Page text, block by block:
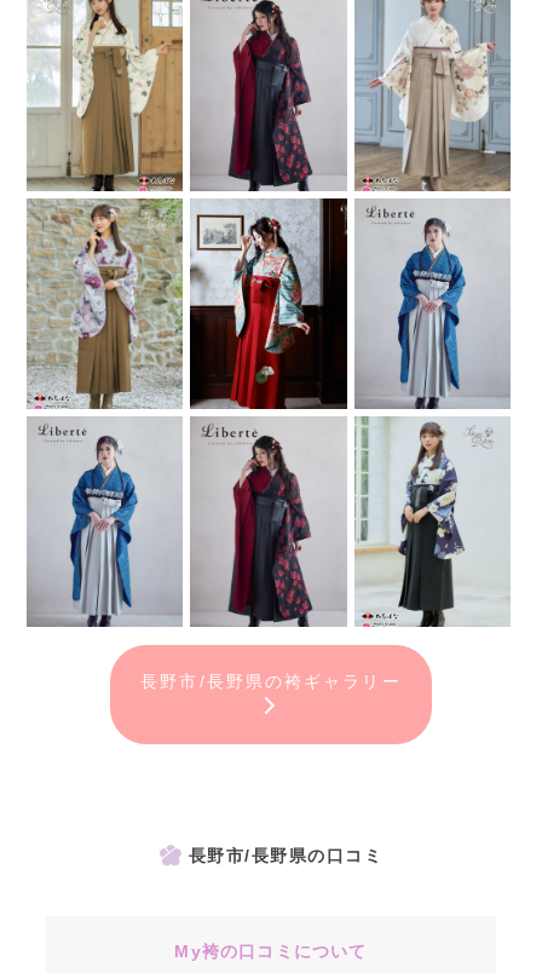
長野市/長野県の袴ギャラリー
長野市/長野県の口コミ
My袴の口コミについて